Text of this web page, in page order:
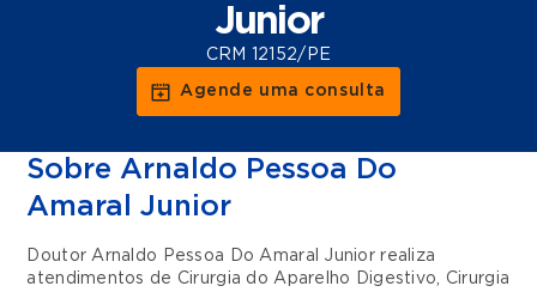
Junior
CRM 12152/PE
Agende uma consulta
Sobre Arnaldo Pessoa Do
Amaral Junior
Doutor Arnaldo Pessoa Do Amaral Junior realiza
atendimentos de Cirurgia do Aparelho Digestivo, Cirurgia